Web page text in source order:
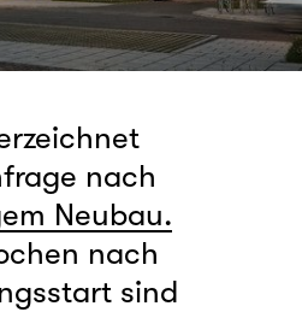
nach
Neubau.
nach
sind